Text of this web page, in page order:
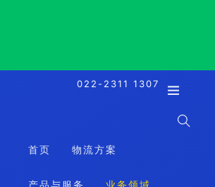
022-2311 1307
首页 物流方案
产品与服务 业务领域